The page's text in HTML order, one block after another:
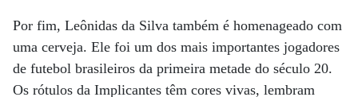
Por fim, Leônidas da Silva também é homenageado com
uma cerveja. Ele foi um dos mais importantes jogadores
de futebol brasileiros da primeira metade do século 20.
Os rótulos da Implicantes têm cores vivas, lembram